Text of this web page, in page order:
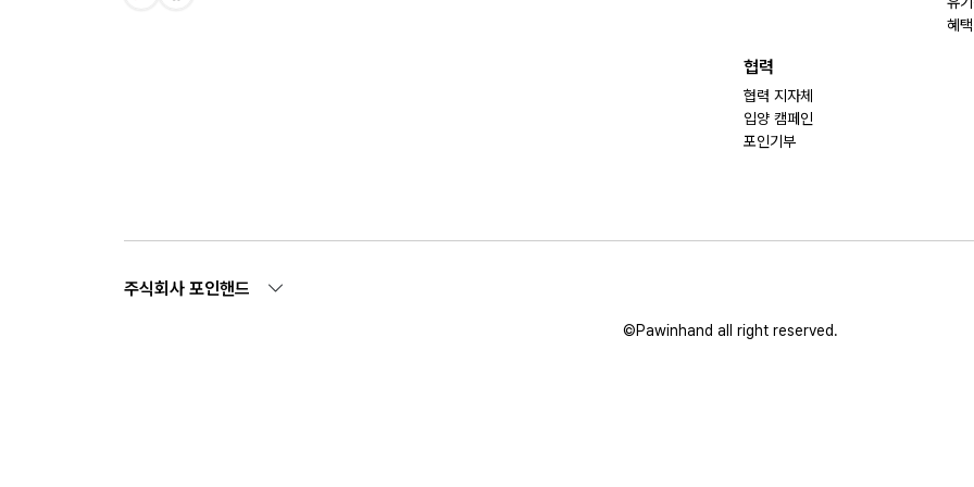
혜택
협력
협력 지자체
입양 캠페인
포인기부
주식회사 포인핸드
©Pawinhand all right reserved.